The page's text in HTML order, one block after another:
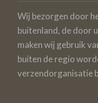
Wij bezorgen door
buitenland, de door
maken wij gebruik
buiten de regio
verzendorganisatie